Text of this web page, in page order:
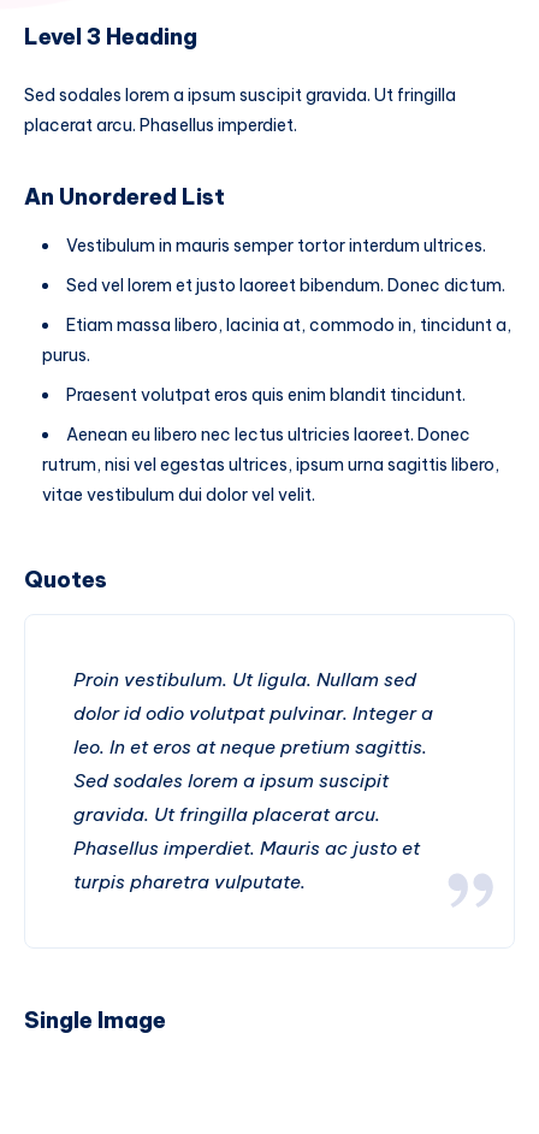
Level 3 Heading
Sed sodales lorem a ipsum suscipit gravida. Ut fringilla
placerat arcu. Phasellus imperdiet.
An Unordered List
Vestibulum in mauris semper tortor interdum ultrices.
Sed vel lorem et justo laoreet bibendum. Donec dictum.
Etiam massa libero, lacinia at, commodo in, tincidunt a,
purus.
Praesent volutpat eros quis enim blandit tincidunt.
Aenean eu libero nec lectus ultricies laoreet. Donec
rutrum, nisi vel egestas ultrices, ipsum urna sagittis libero,
vitae vestibulum dui dolor vel velit.
Quotes
Proin vestibulum. Ut ligula. Nullam sed
dolor id odio volutpat pulvinar. Integer a
leo. In et eros at neque pretium sagittis.
Sed sodales lorem a ipsum suscipit
gravida. Ut fringilla placerat arcu.
Phasellus imperdiet. Mauris ac justo et
turpis pharetra vulputate.
Single Image